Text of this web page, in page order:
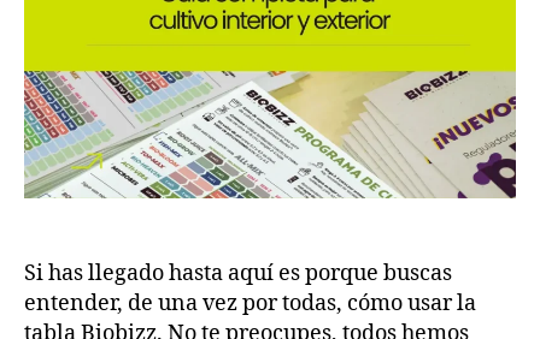
Si has llegado hasta aquí es porque buscas
entender, de una vez por todas, cómo usar la
tabla Biobizz. No te preocupes, todos hemos